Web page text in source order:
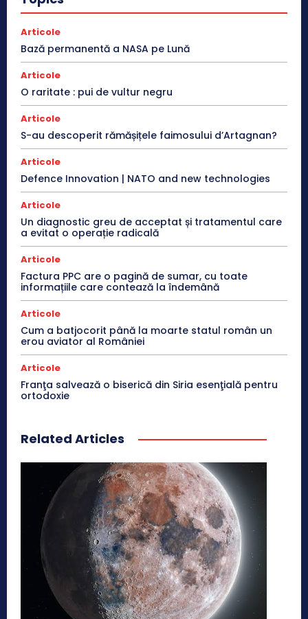
Articole
Bază permanentă a NASA pe Lună
Articole
O raritate : pui de vultur negru
Articole
S-au descoperit rămășițele faimosului d’Artagnan?
Articole
Defence Innovation | NATO and new technologies
Articole
Un diagnostic greu de acceptat și tratamentul care
a evitat o operație radicală
Articole
Factura PPC are o pagină de sumar, cu toate
informațiile care contează la îndemână
Articole
Cum a batjocorit până la moarte statul român un
erou aviator al României
Articole
Franţa salvează o biserică din Siria esenţială pentru
ortodoxie
Related Articles